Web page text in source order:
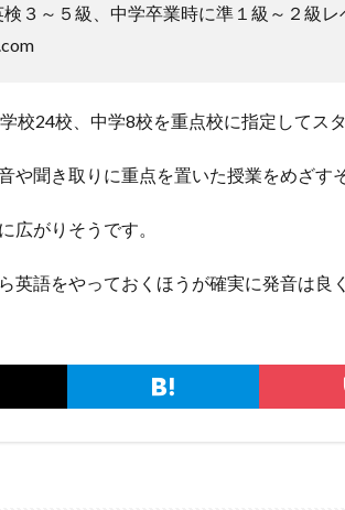
検３～５級、中学卒業時に準１級～２級レ
校24校、中学8校を重点校に指定してス
や聞き取りに重点を置いた授業をめざす
広がりそうです。
英語をやっておくほうが確実に発音は良